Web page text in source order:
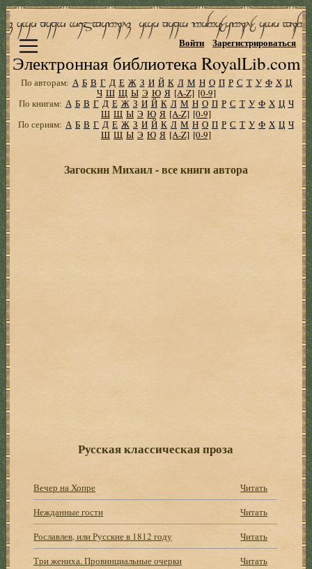
Электронная библиотека RoyalLib.com
Войти Зарегистрироваться
По авторам: А Б В Г Д Е Ж З И Й К Л М Н О П Р С Т У Ф Х Ц
Ч Ш Щ Ы Э Ю Я [A-Z] [0-9]
По книгам: А Б В Г Д Е Ж З И Й К Л М Н О П Р С Т У Ф Х Ц Ч
Ш Щ Ы Э Ю Я [A-Z] [0-9]
По сериям: А Б В Г Д Е Ж З И Й К Л М Н О П Р С Т У Ф Х Ц Ч
Ш Щ Ы Э Ю Я [A-Z] [0-9]
Загоскин Михаил - все книги автора
Русская классическая проза
Вечер на Хопре
Читать
Нежданные гости
Читать
Рославлев, или Русские в 1812 году
Читать
Три жениха. Провинциальные очерки
Читать